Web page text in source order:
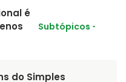
é
Subtópicos
do Simples